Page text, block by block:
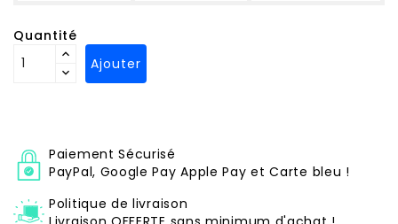
Quantité
Ajouter
Paiement Sécurisé
PayPal, Google Pay Apple Pay et Carte bleu !
Politique de livraison